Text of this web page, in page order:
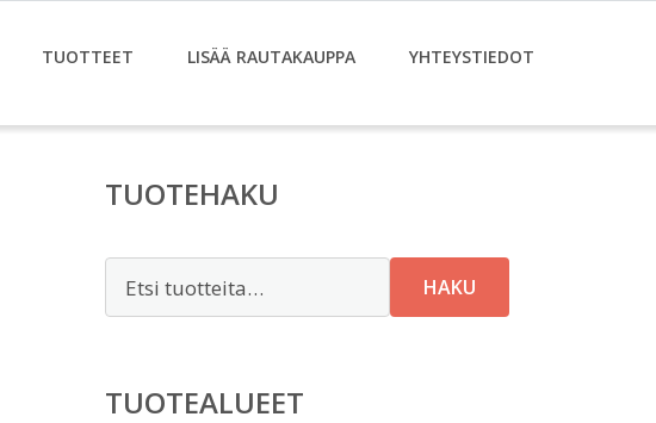
TUOTTEET LISÄÄ RAUTAKAUPPA YHTEYSTIEDOT
TUOTEHAKU
HAKU
TUOTEALUEET